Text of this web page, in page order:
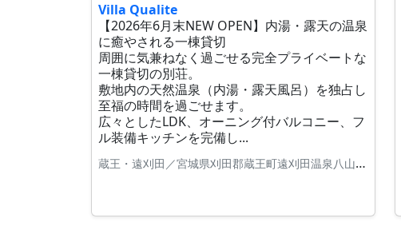
Villa Qualite
【2026年6月末NEW OPEN】内湯・露天の温泉
に癒やされる一棟貸切
周囲に気兼ねなく過ごせる完全プライベートな
一棟貸切の別荘。
敷地内の天然温泉（内湯・露天風呂）を独占し
至福の時間を過ごせます。
広々としたLDK、オーニング付バルコニー、フ
ル装備キッチンを完備し...
蔵王・遠刈田／宮城県刈田郡蔵王町遠刈田温泉八山4-537